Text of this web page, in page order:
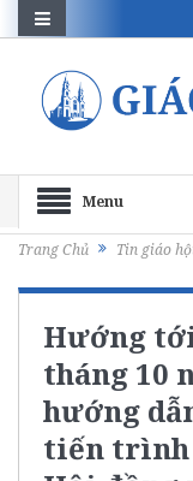
Menu
Trang Chủ Tin giáo
Hướng
tháng 10
hướng
tiến trình